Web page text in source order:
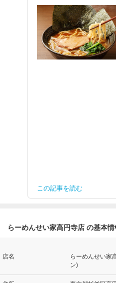
この記事を読む
らーめんせい家高円寺店 の基本情
店名
らーめんせい家
ン)